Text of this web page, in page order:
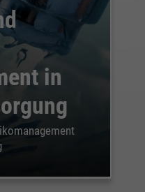
in